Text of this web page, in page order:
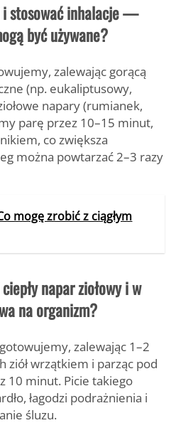
i stosować inhalacje —
być używane?
zalewając gorącą
(np. eukaliptusowy,
napary (rumianek,
parę przez 10–15 minut,
co zwiększa
można powtarzać 2–3 razy
mogę zrobić z ciągłym
napar ziołowy i w
na organizm?
zalewając 1–2
ziół wrzątkiem i parząc pod
10 minut. Picie takiego
łagodzi podrażnienia i
śluzu.